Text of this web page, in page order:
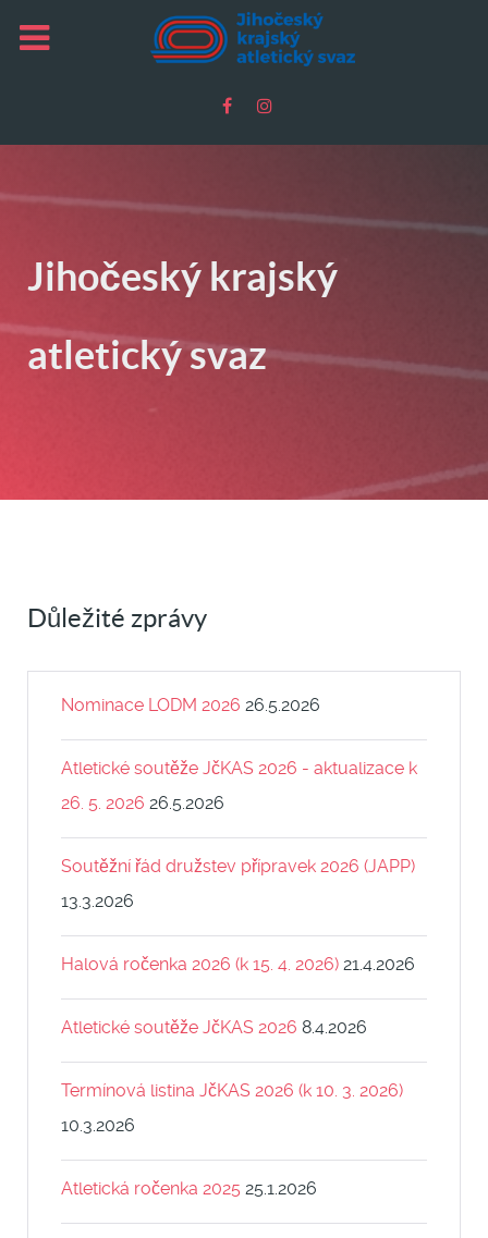
Jihočeský krajský
atletický svaz
Důležité zprávy
Nominace LODM 2026 26.5.2026
Atletické soutěže JčKAS 2026 - aktualizace k
26. 5. 2026 26.5.2026
Soutěžní řád družstev přípravek 2026 (JAPP)
13.3.2026
Halová ročenka 2026 (k 15. 4. 2026) 21.4.2026
Atletické soutěže JčKAS 2026 8.4.2026
Termínová listina JčKAS 2026 (k 10. 3. 2026)
10.3.2026
Atletická ročenka 2025 25.1.2026